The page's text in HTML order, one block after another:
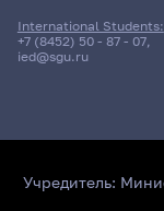
International Students:
+7 (8452) 50 - 87 - 07,
ied@sgu.ru
Учредитель: